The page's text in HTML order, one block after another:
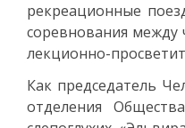
рекреационные
соревнования
лекционно-
Как председатель
отделения